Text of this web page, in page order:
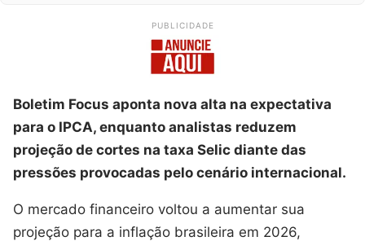
PUBLICIDADE
Boletim Focus aponta nova alta na expectativa
para o IPCA, enquanto analistas reduzem
projeção de cortes na taxa Selic diante das
pressões provocadas pelo cenário internacional.
O mercado financeiro voltou a aumentar sua
projeção para a inflação brasileira em 2026,